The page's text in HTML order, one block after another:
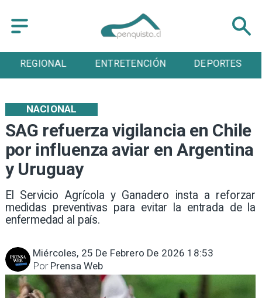
REGIONAL ENTRETENCIÓN DEPORTES
SAG refuerza vigilancia en Chile
por influenza aviar en Argentina
y Uruguay
El Servicio Agrícola y Ganadero insta a reforzar
medidas preventivas para evitar la entrada de la
enfermedad al país.
NACIONAL
Miércoles, 25 De Febrero De 2026 18:53
Prensa Web
Por